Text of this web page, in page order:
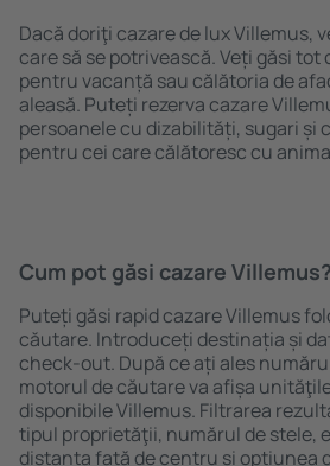
Dacă doriţi cazare de lux Villemus,
care să se potrivească. Veți găsi tot
pentru vacanță sau călătoria de
aleasă. Puteți rezerva cazare
persoanele cu dizabilități, sugari și
pentru cei care călătoresc cu
Cum pot găsi cazare Villemus?
Puteți găsi rapid cazare Villemus
căutare. Introduceți destinația și
check-out. După ce ați ales
motorul de căutare va afișa
disponibile Villemus. Filtrarea
tipul proprietăţii, numărul de stele,
distanța față de centru și opțiunea